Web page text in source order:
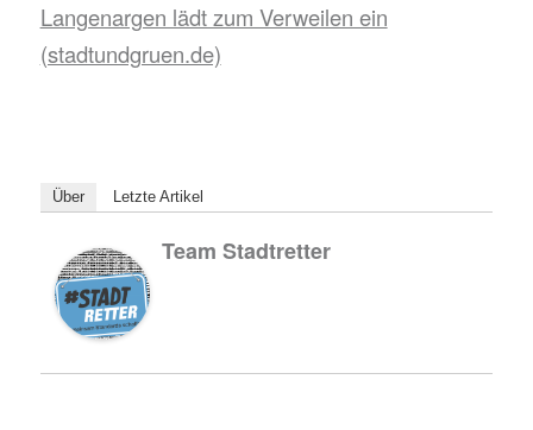
Langenargen lädt zum Verweilen ein
(stadtundgruen.de)
Über Letzte Artikel
Team Stadtretter